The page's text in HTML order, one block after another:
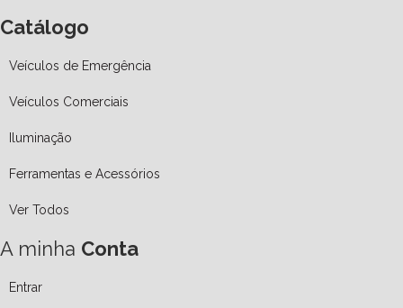
Catálogo
Veículos de Emergência
Veículos Comerciais
Iluminação
Ferramentas e Acessórios
Ver Todos
A minha Conta
Entrar